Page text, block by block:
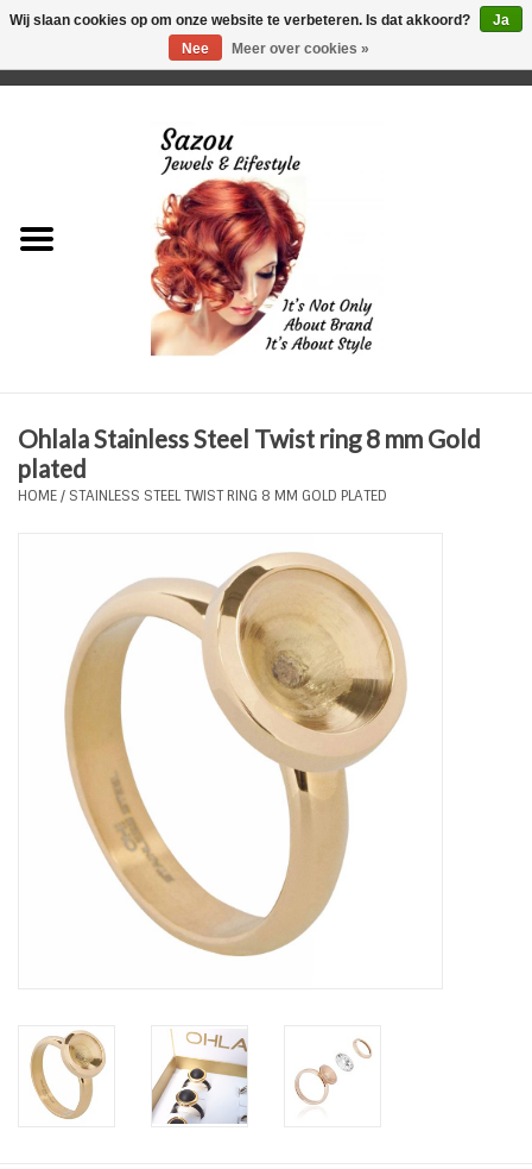
Just for Him
Plus Size Sieraden
Tassen en meer
Haaraccesoires
Zonnebrillen
Fashion
ON THE BEACH
LIFESTYLE PRODUCTEN
INSPIRATIE
Ohlala Stainless Steel Twist ring 8 mm Gold
plated
HOME/ STAINLESS STEEL TWIST RING 8 MM GOLD PLATED
Wij slaan cookies op om onze website te verbeteren. Is dat akkoord?
Ja
Nee
Meer over cookies »